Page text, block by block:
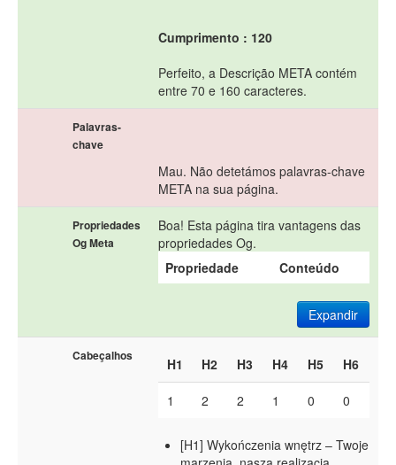
Cumprimento : 120
Perfeito, a Descrição META contém
entre 70 e 160 caracteres.
Palavras-
chave
Mau. Não detetámos palavras-chave
META na sua página.
Propriedades
Og Meta
Boa! Esta página tira vantagens das
propriedades Og.
Propriedade
Conteúdo
Expandir
Cabeçalhos H1 H2 H3 H4 H5 H6
1 2 2 1 0 0
[H1] Wykończenia wnętrz – Twoje